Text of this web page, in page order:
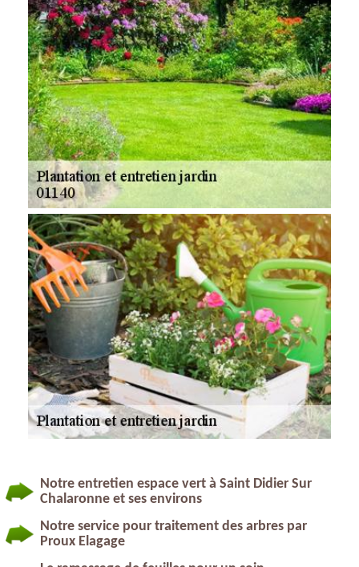
Notre entretien espace vert à Saint Didier Sur
Chalaronne et ses environs
Notre service pour traitement des arbres par
Proux Elagage